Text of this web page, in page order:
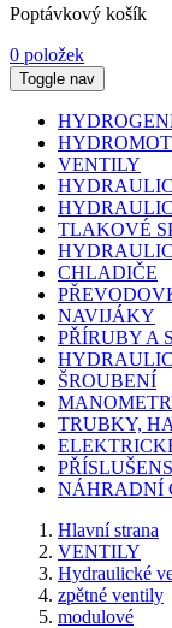
Poptávkový košík
0 položek
Toggle nav
VENTILY
TLAKOVÉ
CHLADIČE
NAVIJÁKY
PŘÍRUBY A
ŠROUBENÍ
TRUBKY,
NÁHRADNÍ
Hlavní strana
VENTILY
Hydraulické
zpětné ventily
modulové